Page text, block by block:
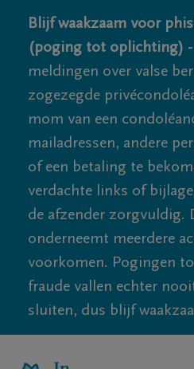
Blijf waakzaam voor
(poging tot oplichting) -
meldingen over valse
zogezegde
mom van een
mailadressen, andere
of een betaling te
verdachte links of
de afzender zorgvuldig.
onderneemt meerdere
voorkomen. Pogingen
fraude vallen echter
sluiten, dus blijf